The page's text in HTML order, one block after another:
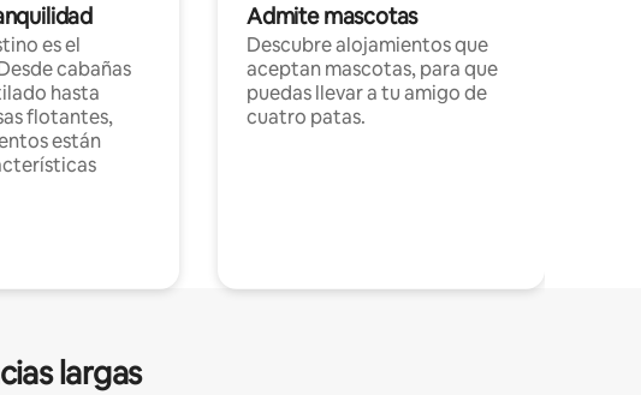
es el
cabañas
hasta
flotantes,
están
Admite mascotas
Descubre alojamientos que
aceptan mascotas, para que
puedas llevar a tu amigo de
cuatro patas.
largas